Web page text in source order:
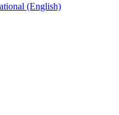
(English)